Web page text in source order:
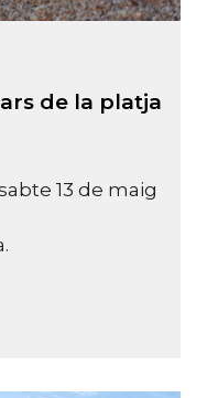
de la platja
13 de maig